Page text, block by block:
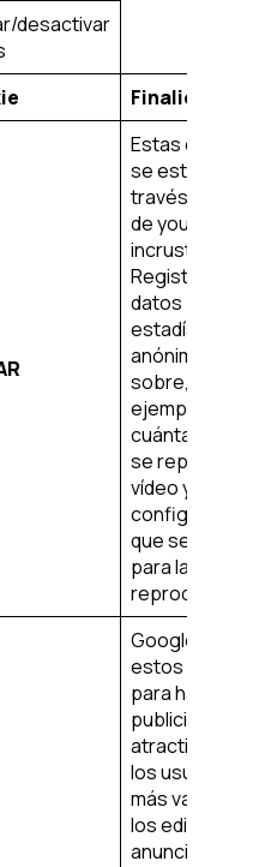
desactivar
Finalidad
Estas cookies
se
través de
de youtube
incrustados.
Registran los
datos
estadísticos
anónimos
sobre, por
ejemplo,
cuántas
se reproduce
vídeo y las
que se utilizan
para la
reproducción.
Google utiliza
estos cookies
para hacer
publicidad más
atractiva para
los usuarios y
más valiosa
los editores y
anunciantes